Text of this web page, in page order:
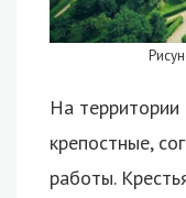
На территории
крепостные,
работы.